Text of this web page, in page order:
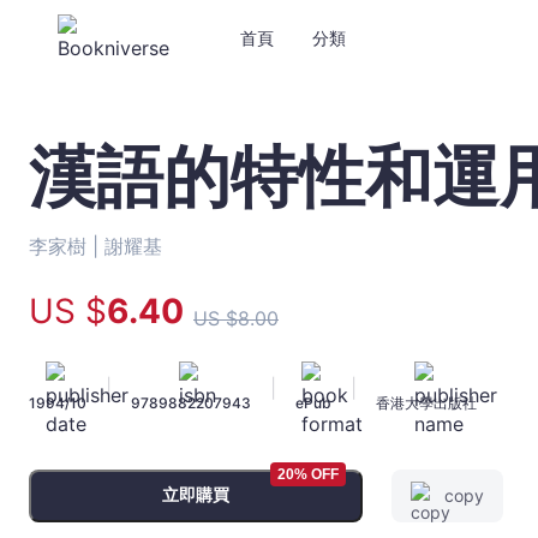
首頁 分類
漢
語
的
特
和
運
李
樹
文
漢語的特性和運
李家樹 | 謝耀基
US $6.40 US $8.00
1994/10
|
9789882207943 ePub 香港大學出版社
立即購買
20% OFF
copy